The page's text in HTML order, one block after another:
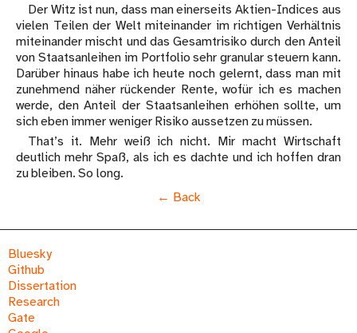
Der Witz ist nun, dass man einerseits Aktien-Indices aus
vielen Teilen der Welt miteinander im richtigen Verhältnis
miteinander mischt und das Gesamtrisiko durch den Anteil
von Staatsanleihen im Portfolio sehr granular steuern kann.
Darüber hinaus habe ich heute noch gelernt, dass man mit
zunehmend näher rückender Rente, wofür ich es machen
werde, den Anteil der Staatsanleihen erhöhen sollte, um
sich eben immer weniger Risiko aussetzen zu müssen.
That’s it. Mehr weiß ich nicht. Mir macht Wirtschaft
deutlich mehr Spaß, als ich es dachte und ich hoffen dran
zu bleiben. So long.
Back
Bluesky
Github
Dissertation
Research
Gate